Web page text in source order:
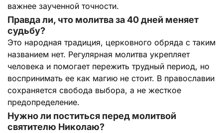
важнее заученной точности.
Правда ли, что молитва за 40 дней меняет
судьбу?
Это народная традиция, церковного обряда с таким
названием нет. Регулярная молитва укрепляет
человека и помогает пережить трудный период, но
воспринимать ее как магию не стоит. В православии
сохраняется свобода выбора, а не жесткое
предопределение.
Нужно ли поститься перед молитвой
святителю Николаю?